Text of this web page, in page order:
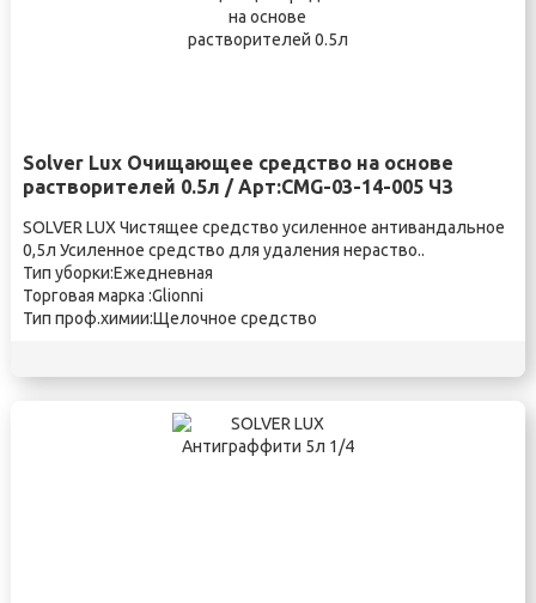
Solver Lux Очищающее средство на основе
растворителей 0.5л / Арт:CMG-03-14-005 ЧЗ
SOLVER LUX Чистящее средство усиленное антивандальное
0,5л Усиленное средство для удаления нераство..
Тип уборки:Ежедневная
Торговая марка :Glionni
Тип проф.химии:Щелочное средство